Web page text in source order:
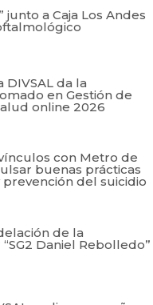
junto a Caja Los Andes
da la
en Gestión de
online 2026
con Metro de
buenas prácticas
del suicidio
de la
Daniel Rebolledo”